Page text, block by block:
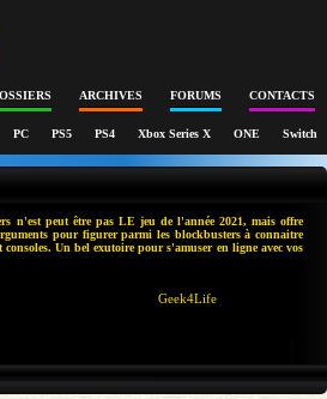
ARCHIVES FORUMS CONTACTS
PC PS5 PS4 Xbox Series X ONE Switch
n'est peut être pas LE jeu de l'année 2021, mais offre
pour figurer parmi les blockbusters à connaitre
consoles. Un bel exutoire pour s'amuser en ligne avec vos
Geek4Life